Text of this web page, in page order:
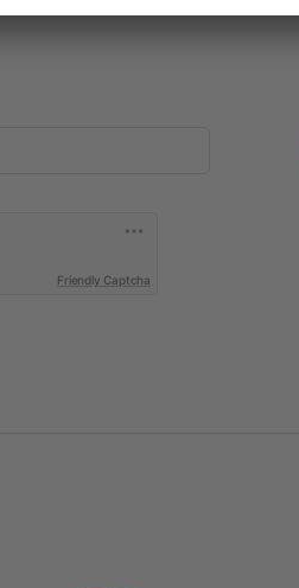
Friendly Captcha